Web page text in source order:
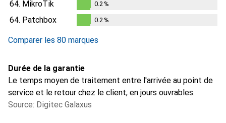
64. MikroTik
0.2%
0.2 %
64. Patchbox 0.2 %
Comparer les 80 marques
Durée de la garantie
Le temps moyen de traitement entre l'arrivée au point de
service et le retour chez le client, en jours ouvrables.
Source: Digitec Galaxus